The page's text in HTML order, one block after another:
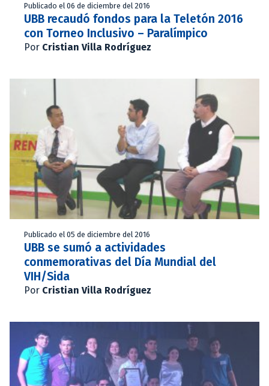
Publicado el 06 de diciembre del 2016
UBB recaudó fondos para la Teletón 2016
con Torneo Inclusivo – Paralímpico
Por Cristian Villa Rodríguez
Publicado el 05 de diciembre del 2016
UBB se sumó a actividades
conmemorativas del Día Mundial del
VIH/Sida
Por Cristian Villa Rodríguez